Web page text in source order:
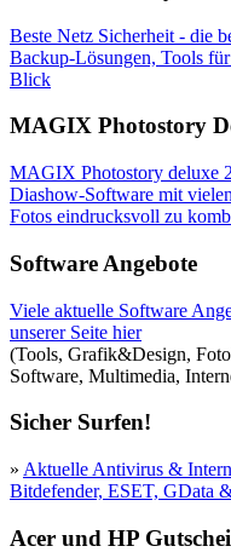
Beste Netz Sicherheit - die
Backup-Lösungen, Tools
Blick
MAGIX Photostory
MAGIX Photostory deluxe
Diashow-Software mit
Fotos eindrucksvoll zu
Software Angebote
Viele aktuelle Software
unserer Seite hier
(Tools, Grafik&Design,
Software, Multimedia,
Sicher Surfen!
» Aktuelle Antivirus &
Bitdefender, ESET, GData
Acer und HP